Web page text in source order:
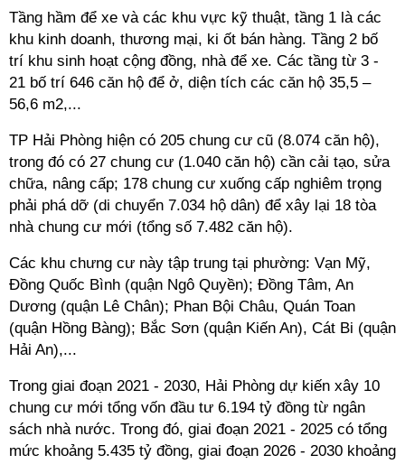
Tầng hầm để xe và các khu vực kỹ thuật, tầng 1 là các
khu kinh doanh, thương mại, ki ốt bán hàng. Tầng 2 bố
trí khu sinh hoạt cộng đồng, nhà để xe. Các tầng từ 3 -
21 bố trí 646 căn hộ để ở, diện tích các căn hộ 35,5 –
56,6 m2,...
TP Hải Phòng hiện có 205 chung cư cũ (8.074 căn hộ),
trong đó có 27 chung cư (1.040 căn hộ) cần cải tạo, sửa
chữa, nâng cấp; 178 chung cư xuống cấp nghiêm trọng
phải phá dỡ (di chuyển 7.034 hộ dân) để xây lại 18 tòa
nhà chung cư mới (tổng số 7.482 căn hộ).
Các khu chưng cư này tập trung tại phường: Vạn Mỹ,
Đồng Quốc Bình (quận Ngô Quyền); Đồng Tâm, An
Dương (quận Lê Chân); Phan Bội Châu, Quán Toan
(quận Hồng Bàng); Bắc Sơn (quận Kiến An), Cát Bi (quận
Hải An),...
Trong giai đoạn 2021 - 2030, Hải Phòng dự kiến xây 10
chung cư mới tổng vốn đầu tư 6.194 tỷ đồng từ ngân
sách nhà nước. Trong đó, giai đoạn 2021 - 2025 có tổng
mức khoảng 5.435 tỷ đồng, giai đoạn 2026 - 2030 khoảng